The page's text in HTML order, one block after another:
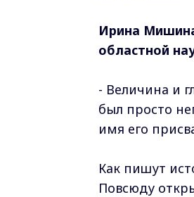
Ирина
областной
- Величина и
был просто
имя его
Как пишут
Повсюду